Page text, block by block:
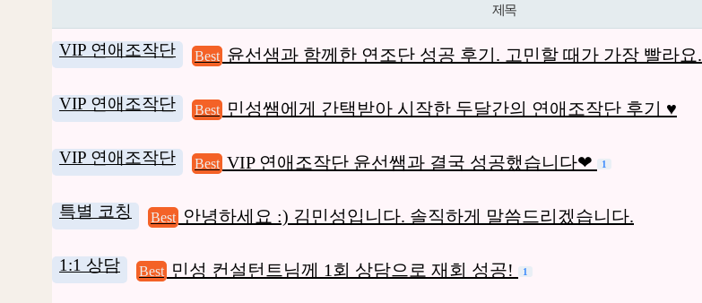
제목
VIP 연애조작단 Best 윤선샘과 함께한 연조단 성공 후기. 고민할 때가 가장 빨라요.
VIP 연애조작단 Best 민성쌤에게 간택받아 시작한 두달간의 연애조작단 후기 ♥
VIP 연애조작단 Best VIP 연애조작단 윤선쌤과 결국 성공했습니다❤ 1
특별 코칭 Best 안녕하세요 :) 김민성입니다. 솔직하게 말씀드리겠습니다.
1:1 상담 Best 민성 컨설턴트님께 1회 상담으로 재회 성공! 1